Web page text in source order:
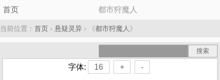
首页 都市狩魔人
当前位置： 首页 › 悬疑灵异 › 《都市狩魔人 》
字体: 16 + -